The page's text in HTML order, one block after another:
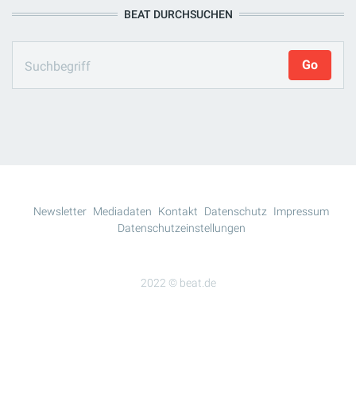
BEAT DURCHSUCHEN
2022 © beat.de
Newsletter Mediadaten Kontakt Datenschutz
Impressum
Datenschutzeinstellungen